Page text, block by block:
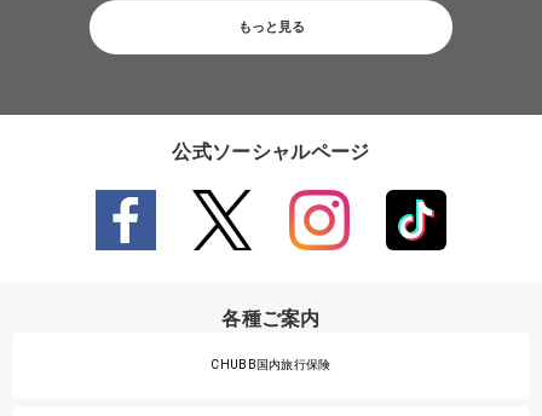
もっと見る
公式ソーシャルページ
各種ご案内
CHUBB国内旅行保険